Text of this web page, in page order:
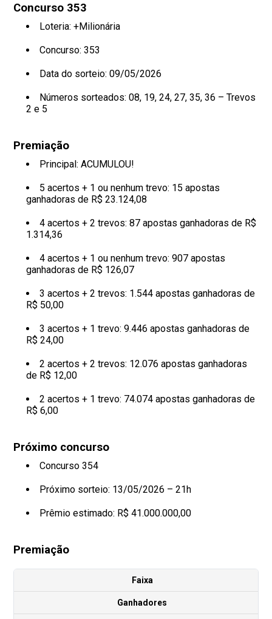
Concurso 353
Loteria: +Milionária
Concurso: 353
Data do sorteio: 09/05/2026
Números sorteados: 08, 19, 24, 27, 35, 36 – Trevos
2 e 5
Premiação
Principal: ACUMULOU!
5 acertos + 1 ou nenhum trevo: 15 apostas
ganhadoras de R$ 23.124,08
4 acertos + 2 trevos: 87 apostas ganhadoras de R$
1.314,36
4 acertos + 1 ou nenhum trevo: 907 apostas
ganhadoras de R$ 126,07
3 acertos + 2 trevos: 1.544 apostas ganhadoras de
R$ 50,00
3 acertos + 1 trevo: 9.446 apostas ganhadoras de
R$ 24,00
2 acertos + 2 trevos: 12.076 apostas ganhadoras
de R$ 12,00
2 acertos + 1 trevo: 74.074 apostas ganhadoras de
R$ 6,00
Próximo concurso
Concurso 354
Próximo sorteio: 13/05/2026 – 21h
Prêmio estimado: R$ 41.000.000,00
Premiação
Faixa
Ganhadores